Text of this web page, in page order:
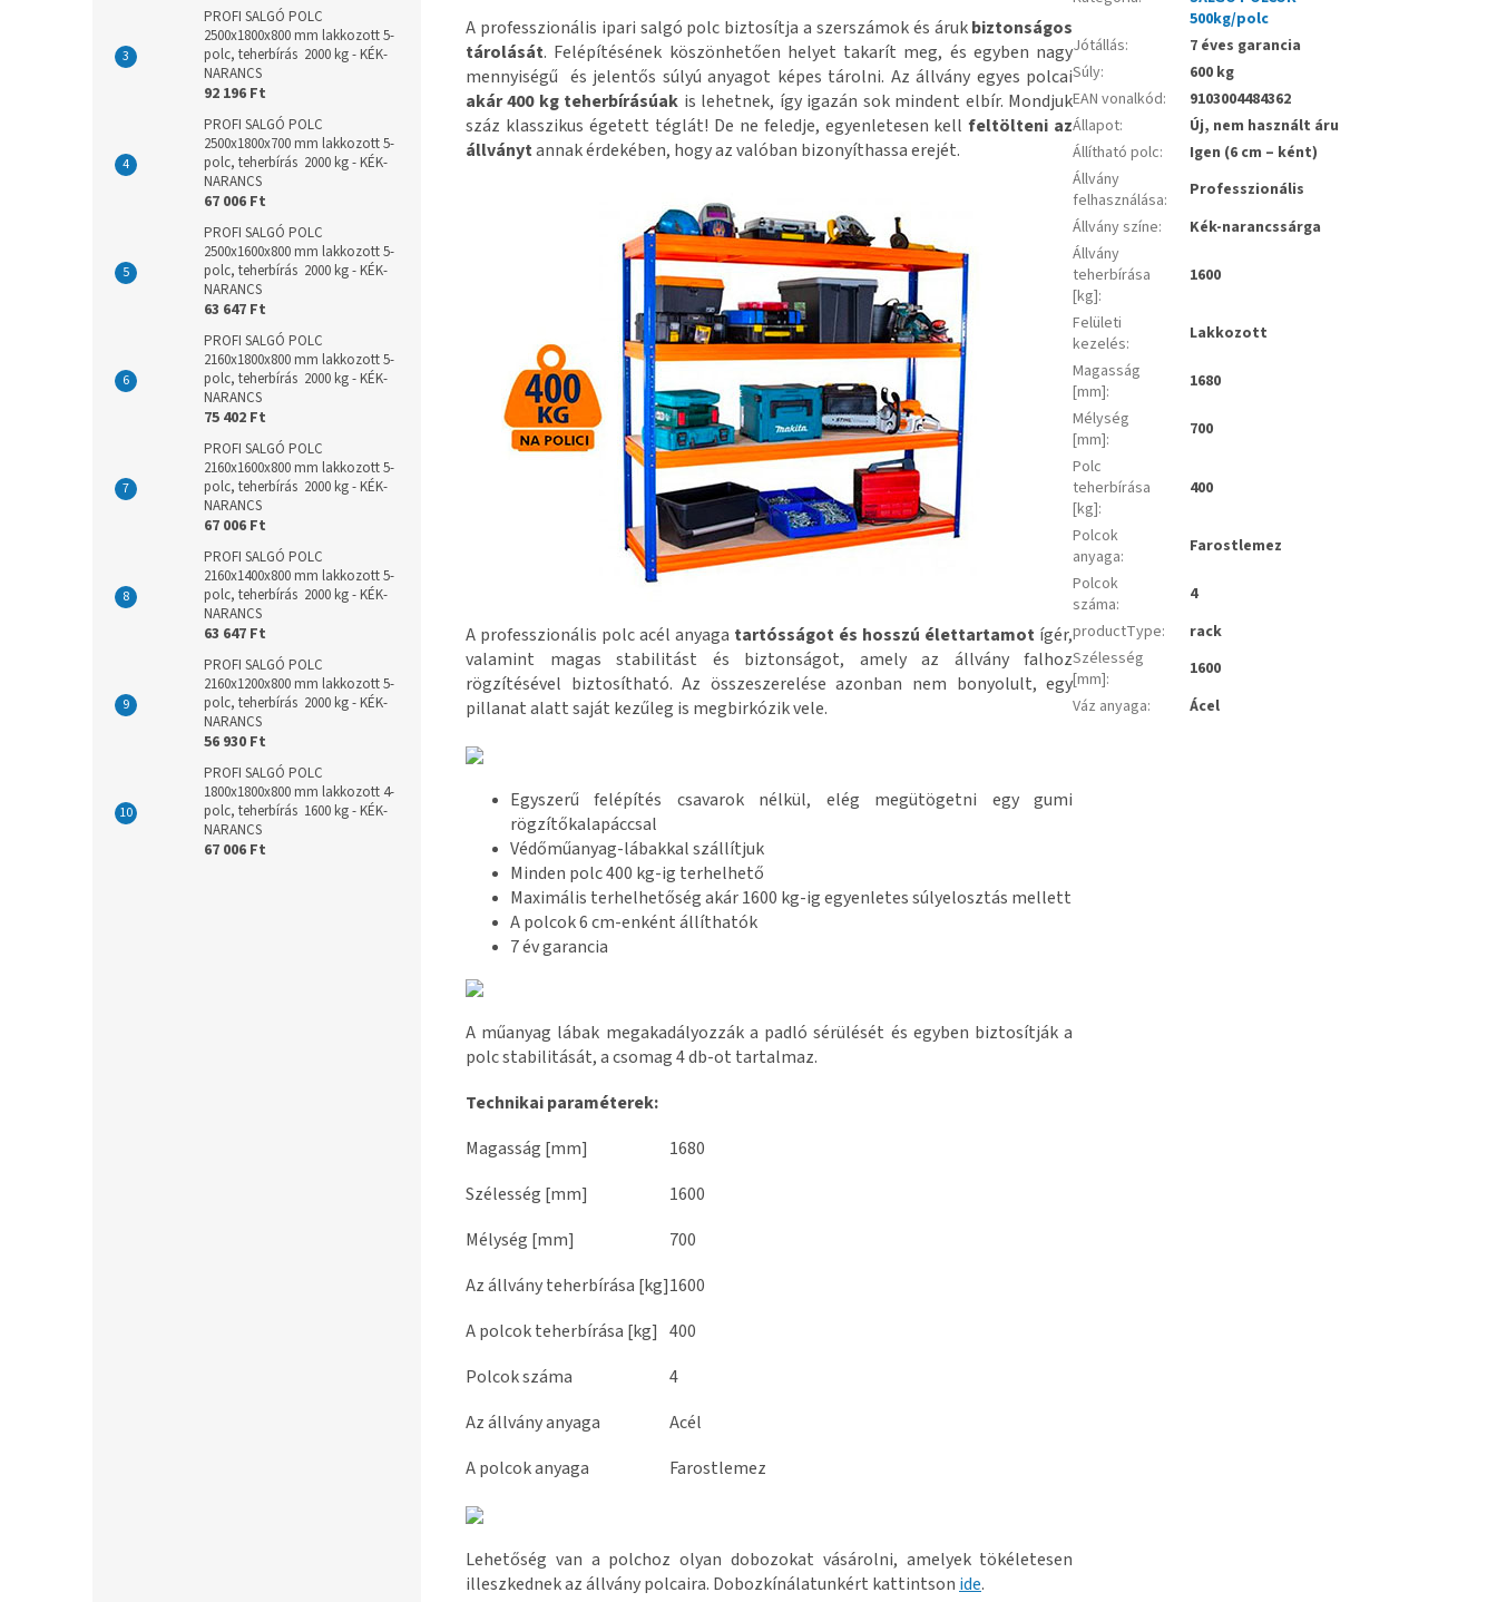
PROFI SALGÓ POLC
2500x1800x800 mm lakkozott 5-
polc, teherbírás 2000 kg - KÉK-
NARANCS
92 196 Ft
PROFI SALGÓ POLC
2500x1800x700 mm lakkozott 5-
polc, teherbírás 2000 kg - KÉK-
NARANCS
67 006 Ft
PROFI SALGÓ POLC
2500x1600x800 mm lakkozott 5-
polc, teherbírás 2000 kg - KÉK-
NARANCS
63 647 Ft
PROFI SALGÓ POLC
2160x1800x800 mm lakkozott 5-
polc, teherbírás 2000 kg - KÉK-
NARANCS
75 402 Ft
PROFI SALGÓ POLC
2160x1600x800 mm lakkozott 5-
polc, teherbírás 2000 kg - KÉK-
NARANCS
67 006 Ft
PROFI SALGÓ POLC
2160x1400x800 mm lakkozott 5-
polc, teherbírás 2000 kg - KÉK-
NARANCS
63 647 Ft
PROFI SALGÓ POLC
2160x1200x800 mm lakkozott 5-
polc, teherbírás 2000 kg - KÉK-
NARANCS
56 930 Ft
PROFI SALGÓ POLC
1800x1800x800 mm lakkozott 4-
polc, teherbírás 1600 kg - KÉK-
NARANCS
67 006 Ft
A professzionális ipari salgó polc biztosítja a szerszámok és árukbiztonságos
tárolását. Felépítésének köszönhetően helyet takarít meg, és egyben nagy
mennyiségű és jelentős súlyú anyagot képes tárolni. Az állvány egyes polcai
akár 400 kg teherbírásúak is lehetnek, így igazán sok mindent elbír. Mondjuk
száz klasszikus égetett téglát! De ne feledje, egyenletesen kellfeltölteni az
állványtannak érdekében, hogy az valóban bizonyíthassa erejét.
A professzionális polc acél anyaga tartósságot és hosszú élettartamot ígér,
valamint magas stabilitást és biztonságot, amely az állvány falhoz
rögzítésével biztosítható. Az összeszerelése azonban nem bonyolult, egy
pillanat alatt saját kezűleg is megbirkózik vele.
Egyszerű felépítés csavarok nélkül, elég megütögetni egy gumi
rögzítőkalapáccsal
Védőműanyag-lábakkal szállítjuk
Minden polc 400 kg-ig terhelhető
Maximális terhelhetőség akár 1600 kg-ig egyenletes súlyelosztás mellett
A polcok 6 cm-enként állíthatók
7 év garancia
A műanyag lábak megakadályozzák a padló sérülését és egyben biztosítják a
polc stabilitását, a csomag 4 db-ot tartalmaz.
Technikai paraméterek:
Magasság [mm]
1680
Szélesség [mm]
1600
Mélység [mm]
700
Az állvány teherbírása [kg]1600
A polcok teherbírása [kg] 400
Polcok száma
4
Az állvány anyaga
Acél
A polcok anyaga
Farostlemez
Lehetőség van a polchoz olyan dobozokat vásárolni, amelyek tökéletesen
illeszkednek az állvány polcaira. Dobozkínálatunkért kattintson ide.
500kg/polc
Jótállás:
7 éves garancia
Súly:
600 kg
EAN vonalkód:
9103004484362
Állapot:
Új, nem használt áru
Állítható polc:
Igen (6 cm – ként)
Állvány
felhasználása:
Professzionális
Állvány színe:
Kék-narancssárga
Állvány
teherbírása
[kg]:
1600
Felületi
kezelés:
Lakkozott
Magasság
[mm]:
1680
Mélység
[mm]:
700
Polc
teherbírása
[kg]:
400
Polcok
anyaga:
Farostlemez
Polcok
száma:
4
productType:
rack
Szélesség
[mm]:
1600
Váz anyaga: Ácel